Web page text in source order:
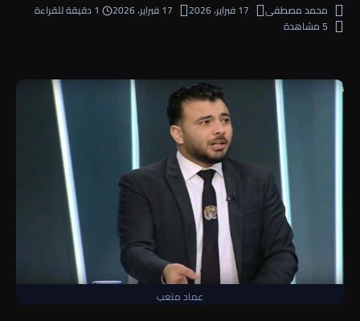
محمد مصطفى 17 فبراير، 2026 17 فبراير، 2026
1 دقيقة للقراءة
5 مشاهدة
عماد متعب